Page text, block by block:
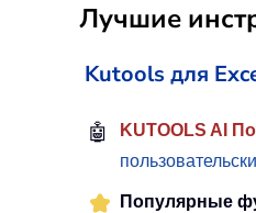
Лучшие
Kutools для
🤖 KUTOOLS AI
Популярные